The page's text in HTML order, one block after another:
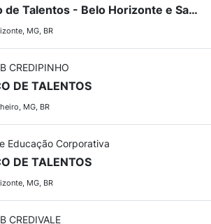
Banco de Talentos - Belo Horizonte e Santa Luzia
MG, BR
CREDIPINHO
DE TALENTOS
MG, BR
Educação Corporativa
DE TALENTOS
MG, BR
CREDIVALE